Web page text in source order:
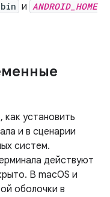
и ANDROID_HOME
установить
и в сценарии
систем.
действуют
В macOS и
оболочки в